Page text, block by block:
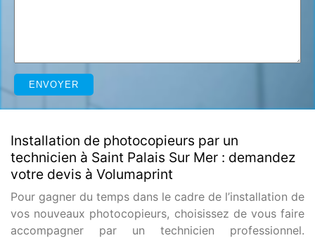
Installation de photocopieurs par un
technicien à Saint Palais Sur Mer : demandez
votre devis à Volumaprint
Pour gagner du temps dans le cadre de l’installation de
vos nouveaux photocopieurs, choisissez de vous faire
accompagner par un technicien professionnel.